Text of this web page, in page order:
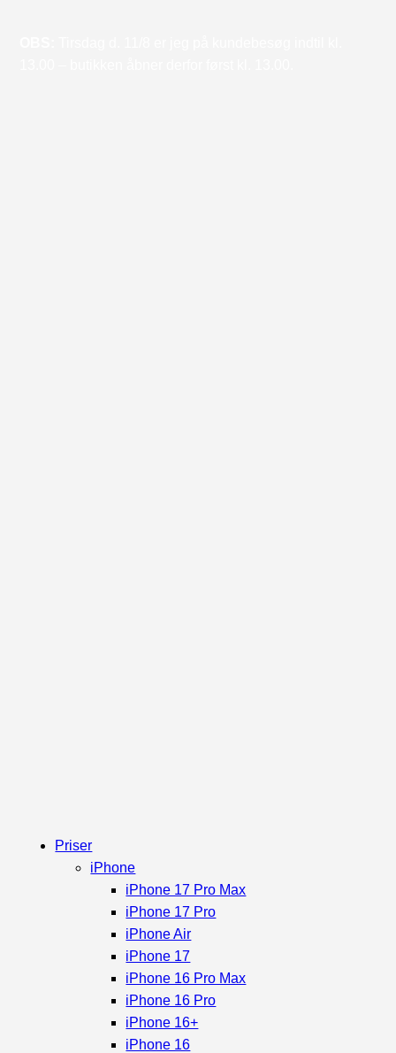
Priser
iPhone
iPhone 17 Pro Max
iPhone 17 Pro
iPhone Air
iPhone 17
iPhone 16 Pro Max
iPhone 16 Pro
iPhone 16+
iPhone 16